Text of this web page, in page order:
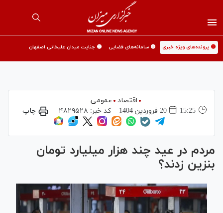
🟡 پرونده‌های ویژه خبری 🟡 سامانه‌های قضایی 🟡 جنایت میدان علیخانی اصفهان
اقتصاد
عمومی
15:25
20 فروردين 1404 کد خبر: ۴۸۲۹۵۲۸ چاپ
مردم در عید چند هزار میلیارد تومان
بنزین زدند؟